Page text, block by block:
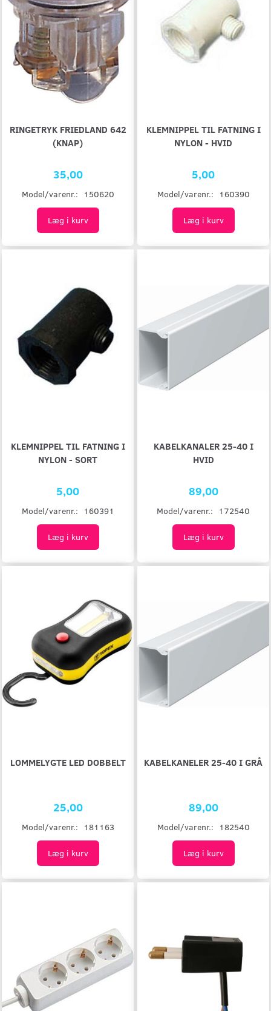
RINGETRYK FRIEDLAND 642
(KNAP)
35,00
Model/varenr.: 150620
Læg i kurv
KLEMNIPPEL TIL FATNING I
NYLON - HVID
5,00
Model/varenr.: 160390
Læg i kurv
KLEMNIPPEL TIL FATNING I
NYLON - SORT
5,00
Model/varenr.: 160391
Læg i kurv
KABELKANALER 25-40 I
HVID
89,00
Model/varenr.: 172540
Læg i kurv
LOMMELYGTE LED DOBBELT
25,00
Model/varenr.: 181163
Læg i kurv
KABELKANELER 25-40 I GRÅ
89,00
Model/varenr.: 182540
Læg i kurv